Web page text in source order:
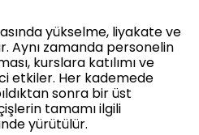
yükselme, liyakate ve
Aynı zamanda personelin
kurslara katılımı ve
etkiler. Her kademede
sonra bir üst
tamamı ilgili
yürütülür.